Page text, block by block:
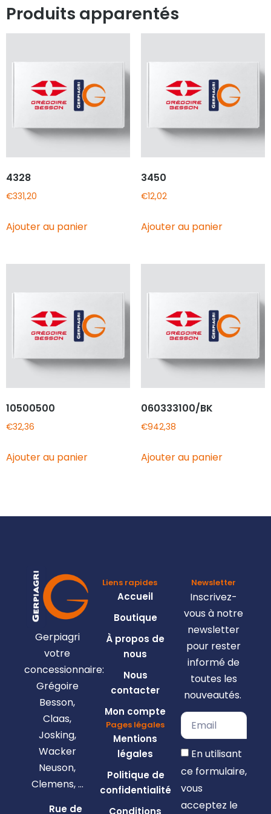
Produits apparentés
4328
€331,20
Ajouter au panier
3450
€12,02
Ajouter au panier
10500500
€32,36
Ajouter au panier
060333100/BK
€942,38
Ajouter au panier
Gerpiagri
votre
concessionnaire:
Grégoire
Besson,
Claas,
Josking,
Wacker
Neuson,
Clemens, …
Rue de
Liens rapides
Accueil
Boutique
À propos de
nous
Nous
contacter
Mon compte
Pages légales
Mentions
légales
Politique de
confidentialité
Conditions
Newsletter
Inscrivez-
vous à notre
newsletter
pour rester
informé de
toutes les
nouveautés.
En utilisant
ce formulaire,
vous
acceptez le